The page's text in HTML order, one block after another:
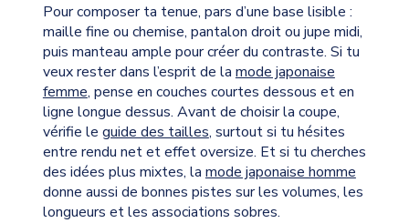
Pour composer ta tenue, pars d’une base lisible :
maille fine ou chemise, pantalon droit ou jupe midi,
puis manteau ample pour créer du contraste. Si tu
veux rester dans l’esprit de la mode japonaise
femme, pense en couches courtes dessous et en
ligne longue dessus. Avant de choisir la coupe,
vérifie le guide des tailles, surtout si tu hésites
entre rendu net et effet oversize. Et si tu cherches
des idées plus mixtes, la mode japonaise homme
donne aussi de bonnes pistes sur les volumes, les
longueurs et les associations sobres.